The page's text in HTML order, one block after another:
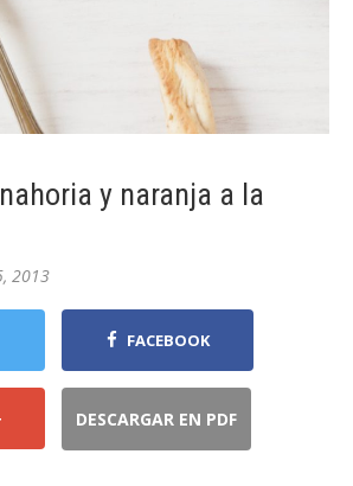
y naranja a la
2013
FACEBOOK
DESCARGAR EN PDF